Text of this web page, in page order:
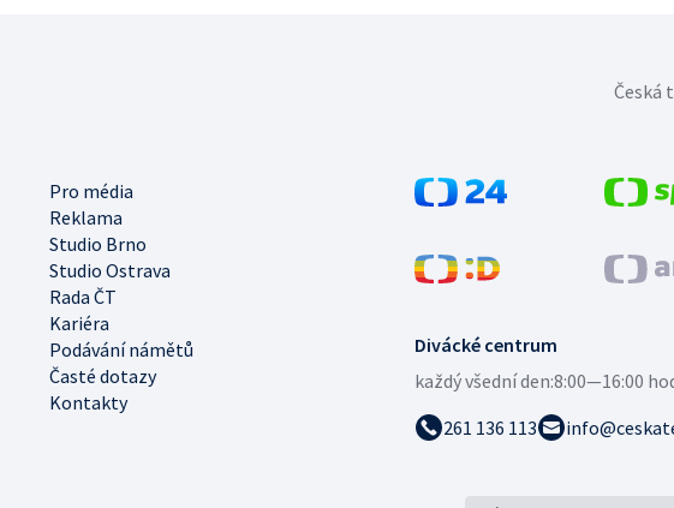
Divácké centrum
každý všední den:8:00—16:00
261 136 113
Pro média
Reklama
Studio Brno
Studio Ostrava
Rada ČT
Kariéra
Podávání námětů
Časté dotazy
Kontakty
Česká